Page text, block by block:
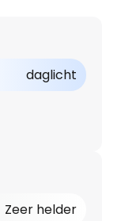
daglicht
Zeer helder